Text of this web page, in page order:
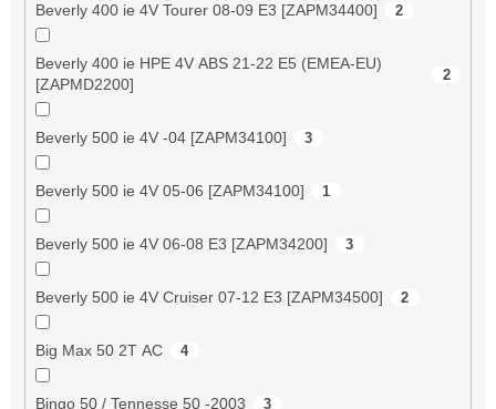
Beverly 400 ie 4V Tourer 08-09 E3 [ZAPM34400] 2
Beverly 400 ie HPE 4V ABS 21-22 E5 (EMEA-EU)
[ZAPMD2200]
2
Beverly 500 ie 4V -04 [ZAPM34100] 3
Beverly 500 ie 4V 05-06 [ZAPM34100] 1
Beverly 500 ie 4V 06-08 E3 [ZAPM34200] 3
Beverly 500 ie 4V Cruiser 07-12 E3 [ZAPM34500] 2
Big Max 50 2T AC 4
Bingo 50 / Tennesse 50 -2003 3